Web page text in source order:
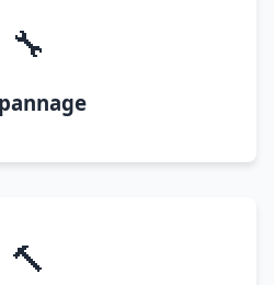
🔧
🔨